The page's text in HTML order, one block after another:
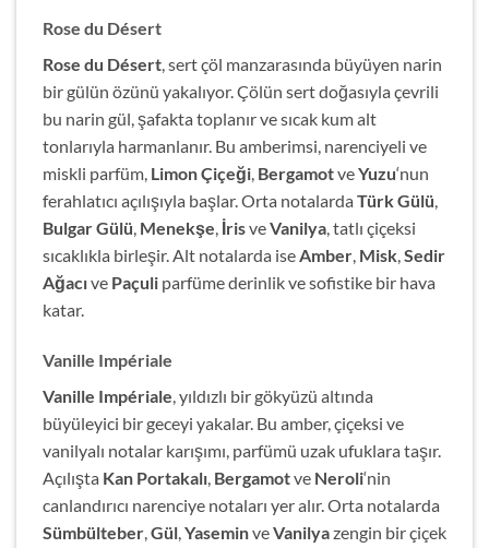
Rose du Désert
Rose du Désert, sert çöl manzarasında büyüyen narin
bir gülün özünü yakalıyor. Çölün sert doğasıyla çevrili
bu narin gül, şafakta toplanır ve sıcak kum alt
tonlarıyla harmanlanır. Bu amberimsi, narenciyeli ve
miskli parfüm, Limon Çiçeği, BergamotveYuzu‘nun
ferahlatıcı açılışıyla başlar. Orta notalarda Türk Gülü,
Bulgar Gülü, Menekşe, İrisveVanilya, tatlı çiçeksi
sıcaklıkla birleşir. Alt notalarda iseAmber, Misk,Sedir
Ağacıve Paçuli parfüme derinlik ve sofistike bir hava
katar.
Vanille Impériale
Vanille Impériale, yıldızlı bir gökyüzü altında
büyüleyici bir geceyi yakalar. Bu amber, çiçeksi ve
vanilyalı notalar karışımı, parfümü uzak ufuklara taşır.
Açılışta Kan Portakalı, Bergamotve Neroli‘nin
canlandırıcı narenciye notaları yer alır. Orta notalarda
Sümbülteber,Gül,YaseminveVanilyazengin bir çiçek